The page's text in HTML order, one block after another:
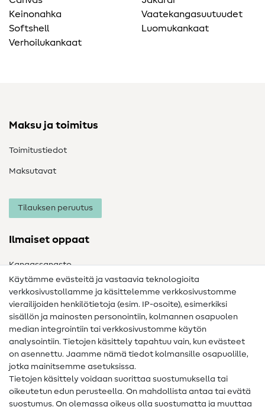
Keinonahka
Softshell
Verhoilukankaat
Vaatekangasuutuudet
Luomukankaat
Maksu ja toimitus
Toimitustiedot
Maksutavat
Tilauksen peruutus
Ilmaiset oppaat
Kangassanasto
Ompelusanasto
Ompeluohjeet
Apua ja yhteystiedot
Yhteystiedot
Tietoa omistajanvaihdoksesta
FAQ
Käytämme evästeitä ja vastaavia teknologioita
verkkosivustollamme ja käsittelemme verkkosivustomme
vierailijoiden henkilötietoja (esim. IP-osoite), esimerkiksi
sisällön ja mainosten personointiin, kolmannen osapuolen
median integrointiin tai verkkosivustomme käytön
analysointiin. Tietojen käsittely tapahtuu vain, kun evästeet
on asennettu. Jaamme nämä tiedot kolmansille osapuolille,
jotka mainitsemme asetuksissa.
Tietojen käsittely voidaan suorittaa suostumuksella tai
oikeutetun edun perusteella. On mahdollista antaa tai evätä
suostumus. On olemassa oikeus olla suostumatta ja muuttaa